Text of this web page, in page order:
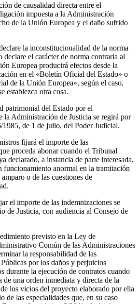
de causalidad directa entre el
impuesta a la Administración
de la Unión Europea y el daño sufrido
la inconstitucionalidad de la norma
declare el carácter de norma contraria al
Europea producirá efectos desde la
en el «Boletín Oficial del Estado» o
de la Unión Europea», según el caso,
establezca otra cosa.
patrimonial del Estado por el
la Administración de Justicia se regirá por
de 1 de julio, del Poder Judicial.
fijará el importe de las
proceda abonar cuando el Tribunal
declarado, a instancia de parte interesada,
funcionamiento anormal en la tramitación
o de las cuestiones de
el importe de las indemnizaciones se
de Justicia, con audiencia al Consejo de
previsto en la Ley de
Común de las Administraciones
la responsabilidad de las
por los daños y perjuicios
durante la ejecución de contratos cuando
de una orden inmediata y directa de la
los vicios del proyecto elaborado por ella
de las especialidades que, en su caso